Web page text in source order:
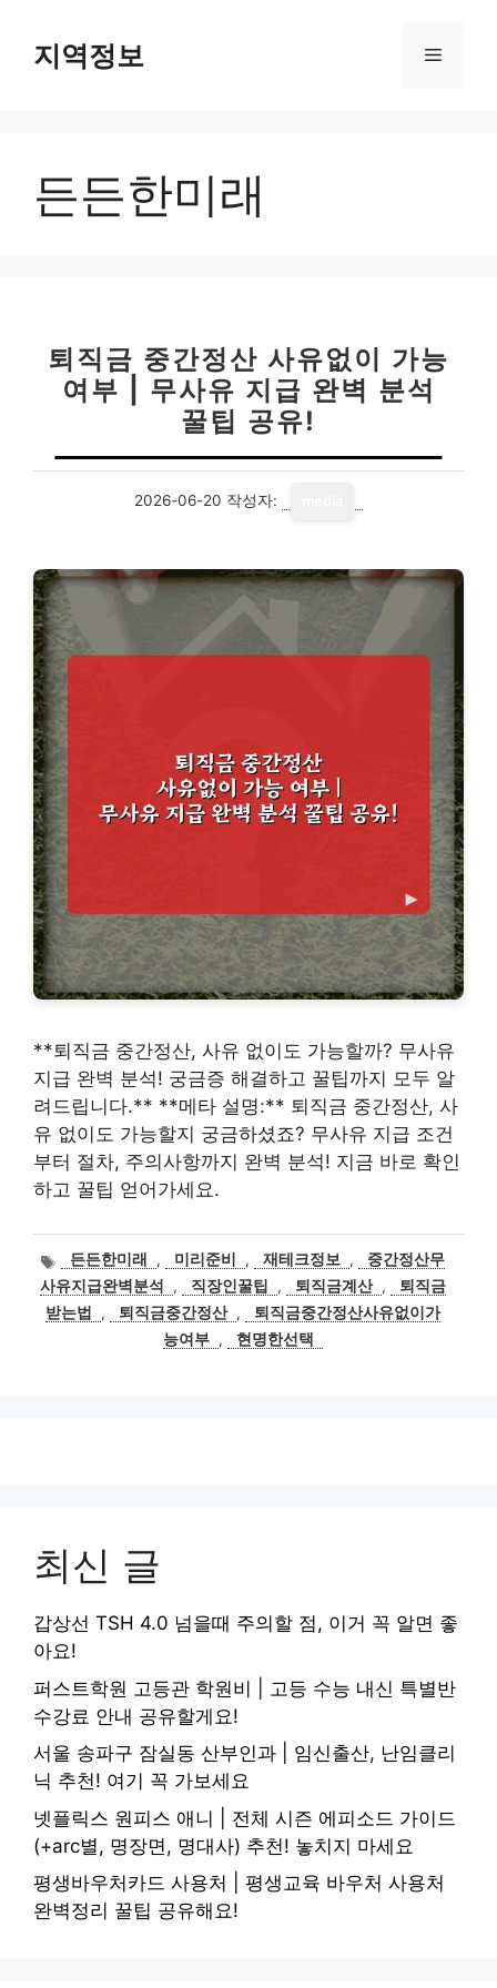
지역정보 메
든든한미래
퇴직금 중간정산 사유없이 가능
여부 | 무사유 지급 완벽 분석
꿀팁 공유!
2026-06-20 작성자:
**퇴직금 중간정산, 사유 없이도 가능할까? 무사유
지급 완벽 분석! 궁금증 해결하고 꿀팁까지 모두 알
려드립니다.** **메타 설명:** 퇴직금 중간정산, 사
유 없이도 가능할지 궁금하셨죠? 무사유 지급 조건
부터 절차, 주의사항까지 완벽 분석! 지금 바로 확인
하고 꿀팁 얻어가세요.
태
그
든든한미래 , 미리준비 , 재테크정보 ,
중간정산무
사유지급완벽분석
, 직장인꿀팁 , 퇴직금계산 ,
퇴직금
받는법
, 퇴직금중간정산 ,
퇴직금중간정산사유없이가
능여부 , 현명한선택
최신 글
갑상선 TSH 4.0 넘을때 주의할 점, 이거 꼭 알면 좋
아요!
퍼스트학원 고등관 학원비 | 고등 수능 내신 특별반
수강료 안내 공유할게요!
서울 송파구 잠실동 산부인과 | 임신출산, 난임클리
닉 추천! 여기 꼭 가보세요
넷플릭스 원피스 애니 | 전체 시즌 에피소드 가이드
(+arc별, 명장면, 명대사) 추천! 놓치지 마세요
평생바우처카드 사용처 | 평생교육 바우처 사용처
완벽정리 꿀팁 공유해요!